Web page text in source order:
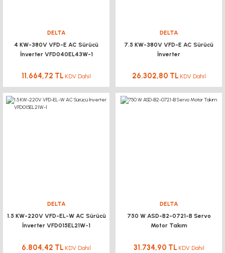
DELTA
4 KW-380V VFD-E AC Sürücü
İnverter VFD040EL43W-1
11.664,72 TL KDV Dahil
DELTA
7.5 KW-380V VFD-E AC Sürücü
İnverter
26.302,80 TL KDV Dahil
DELTA
1.5 KW-220V VFD-EL-W AC Sürücü
İnverter VFD015EL21W-1
6.804,42 TL KDV Dahil
DELTA
750 W ASD-B2-0721-B Servo
Motor Takım
31.734,90 TL KDV Dahil